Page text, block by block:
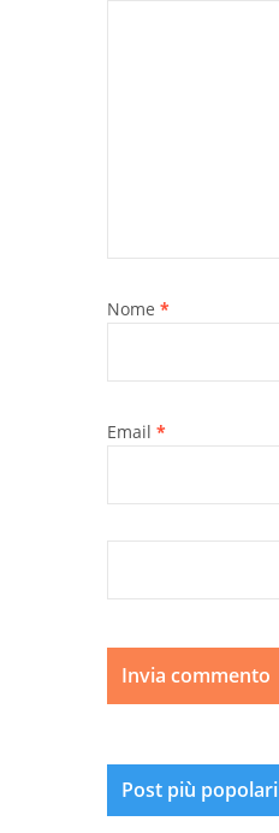
Nome *
Email *
Post più popolari